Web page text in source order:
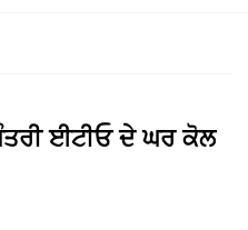
ਈਟੀਓ ਦੇ ਘਰ ਕੋਲ